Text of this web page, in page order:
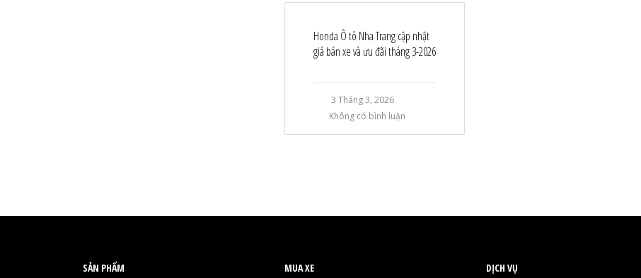
Honda Ô tô Nha Trang cập nhật
giá bán xe và ưu đãi tháng 3-2026
3 Tháng 3, 2026
Không có bình luận
SẢN PHẨM MUA XE DỊCH VỤ